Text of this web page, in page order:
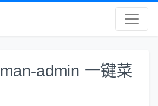
admin 一键菜